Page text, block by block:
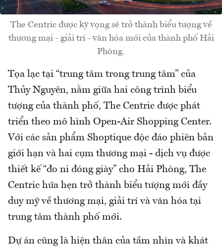
The Centric được kỳ vọng sẽ trở thành biểu tượng về
thương mại - giải trí - văn hóa mới của thành phố Hải
Phòng.
Tọa lạc tại “trung tâm trong trung tâm” của
Thủy Nguyên, nằm giữa hai công trình biểu
tượng của thành phố, The Centric được phát
triển theo mô hình Open-Air Shopping Center.
Với các sản phẩm Shoptique độc đáo phiên bản
giới hạn và hai cụm thương mại - dịch vụ được
thiết kế “đo ni đóng giày” cho Hải Phòng, The
Centric hứa hẹn trở thành biểu tượng mới đầy
duy mỹ về thương mại, giải trí và văn hóa tại
trung tâm thành phố mới.
Dự án cũng là hiện thân của tầm nhìn và khát